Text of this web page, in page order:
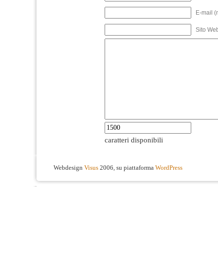
E-mail
Sito
caratteri disponibili
Webdesign Visus 2006, su piattaforma WordPress